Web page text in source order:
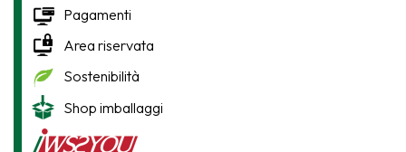
Pagamenti
Area riservata
Sostenibilità
Shop imballaggi